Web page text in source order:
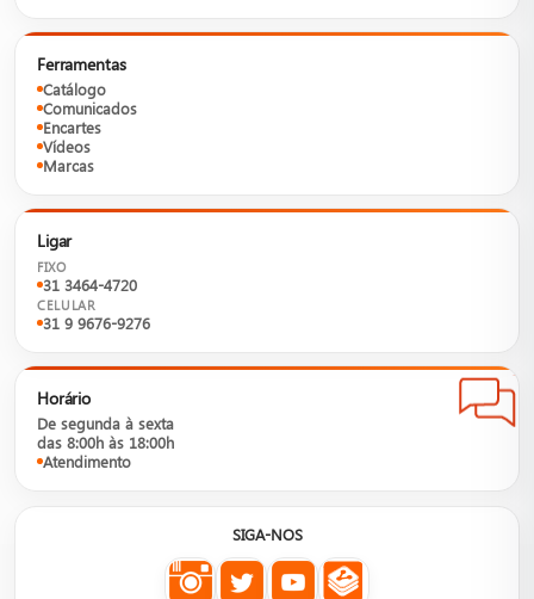
Ferramentas
Catálogo
Comunicados
Encartes
Vídeos
Marcas
Ligar
FIXO
31 3464-4720
CELULAR
31 9 9676-9276
Horário
De segunda à sexta
das 8:00h às 18:00h
Atendimento
SIGA-NOS